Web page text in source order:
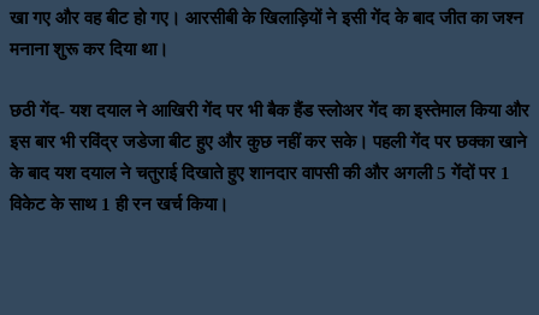
खा गए और वह बीट हो गए। आरसीबी के खिलाड़ियों ने इसी गेंद के बाद जीत का जश्न
मनाना शुरू कर दिया था।
छठी गेंद- यश दयाल ने आखिरी गेंद पर भी बैक हैंड स्लोअर गेंद का इस्तेमाल किया और
इस बार भी रविंद्र जडेजा बीट हुए और कुछ नहीं कर सके। पहली गेंद पर छक्का खाने
के बाद यश दयाल ने चतुराई दिखाते हुए शानदार वापसी की और अगली 5 गेंदों पर 1
विकेट के साथ 1 ही रन खर्च किया।